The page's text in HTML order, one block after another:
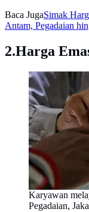
Baca JugaSimak
Antam, Pegadaian
2.Harga
Karyawan
Pegadaian,